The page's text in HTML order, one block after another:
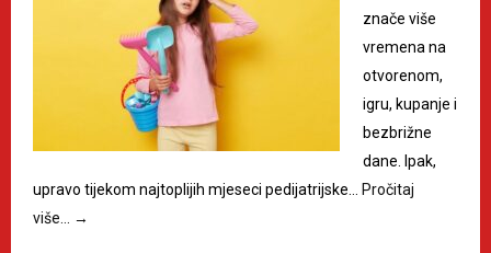
znače više
vremena na
otvorenom,
igru, kupanje i
bezbrižne
dane. Ipak,
upravo tijekom najtoplijih mjeseci pedijatrijske…
Pročitaj
više…
→